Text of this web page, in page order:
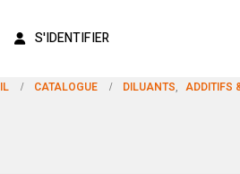
S'IDENTIFIER
CATALOGUE DILUANTS, ADDITIFS